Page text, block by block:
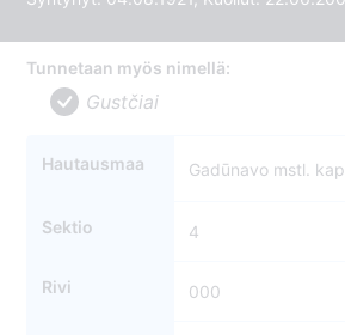
Tunnetaan myös nimellä:
Gustčiai
Hautausmaa Gadūnavo mstl.
Sektio 4
Rivi 000